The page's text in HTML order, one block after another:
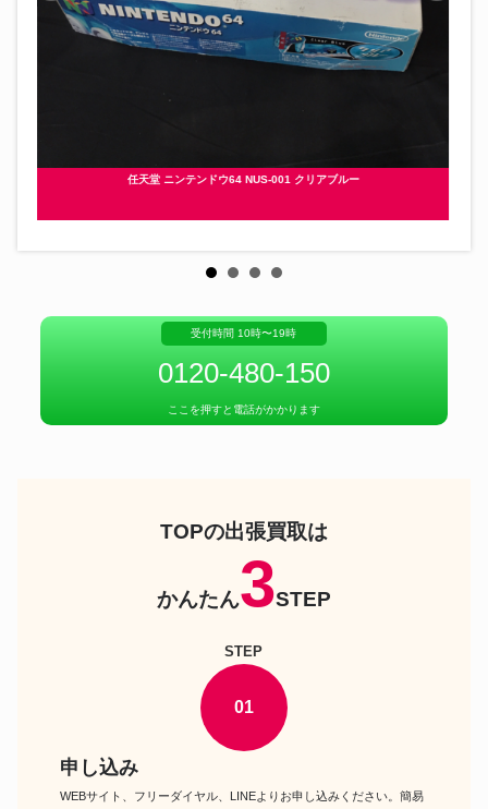
任天堂 ニンテンドウ64 NUS-001 クリアブルー
受付時間 10時〜19時
0120-480-150
ここを押すと電話がかかります
TOPの出張買取は
かんたん3STEP
STEP
01
申し込み
WEBサイト、フリーダイヤル、LINEよりお申し込みください。簡易